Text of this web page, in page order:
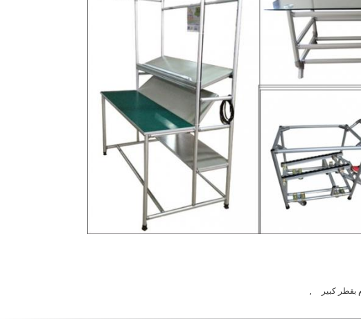
بقطر كبير ,